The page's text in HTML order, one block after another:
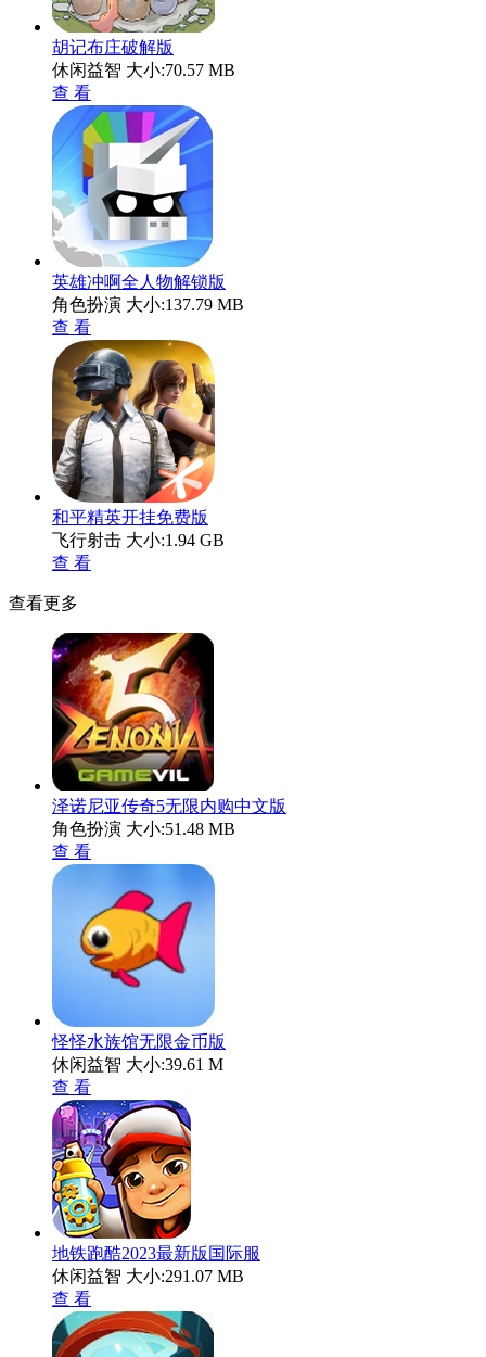
胡记布庄破解版
休闲益智 大小:70.57 MB
查 看
英雄冲啊全人物解锁版
角色扮演 大小:137.79 MB
查 看
和平精英开挂免费版
飞行射击 大小:1.94 GB
查 看
查看更多
泽诺尼亚传奇5无限内购中文版
角色扮演 大小:51.48 MB
查 看
怪怪水族馆无限金币版
休闲益智 大小:39.61 M
查 看
地铁跑酷2023最新版国际服
休闲益智 大小:291.07 MB
查 看